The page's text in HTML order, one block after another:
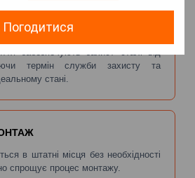
Погодитися
забезпечують захист сталі від
термін служби захисту та
стані.
в штатні місця без необхідності
спрощує процес монтажу.